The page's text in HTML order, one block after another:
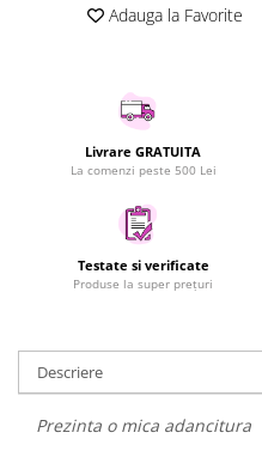
Accesorii si piese masini spalat
Aparate Frigorifice
Aparate Racire Aer
Climatizare & sisteme de
Electrocasnice pentru Bucatarie
Fiare de calcat si masini de
Purificatoare de aer
Fashion
Bijuterii
Adauga la Favorite
Livrare GRATUITA
La comenzi peste 500 Lei
Testate si verificate
Produse la super prețuri
Descriere
Prezinta o mica adancitura